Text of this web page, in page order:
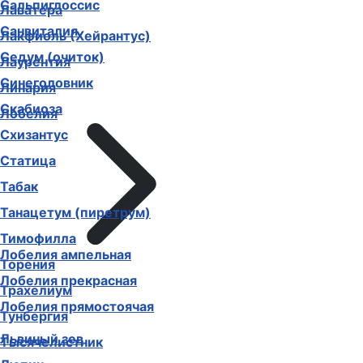
Лаватера
Лакфиоль (Хейрантус)
Лаурентия
Линария
Лобелия
Лобелия ампельная
Лобелия прекрасная
Лобелия прямостоячая
Львиный зев
Сальпиглоссис
Санвиталия
Седум (очиток)
Синеголовник
Скабиоза
Схизантус
Статица
Табак
Танацетум (пиретрум)
Тимофилла
Торения
Трахелиум
Тунбергия
Тысячелистник